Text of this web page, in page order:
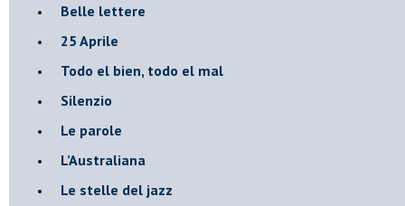
Belle lettere
25 Aprile
Todo el bien, todo el mal
Silenzio
Le parole
​L’Australiana
Le stelle del jazz